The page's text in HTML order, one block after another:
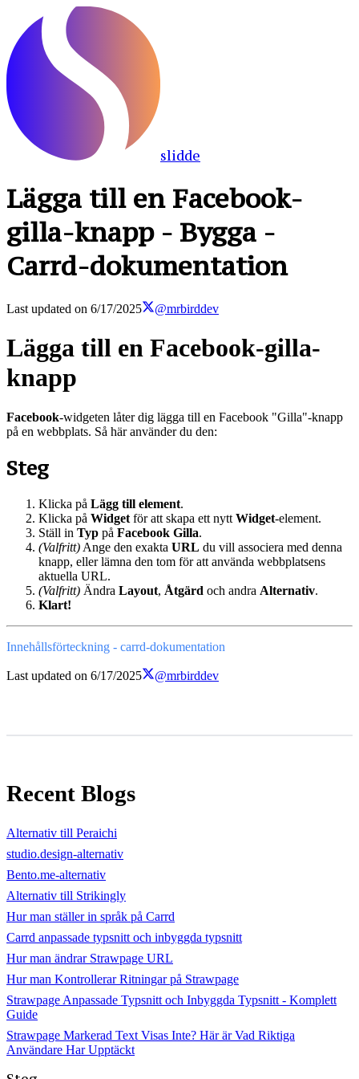
slidde
Lägga till en Facebook-
gilla-knapp - Bygga -
Carrd-dokumentation
Last updated on 6/17/2025 @mrbirddev
Lägga till en Facebook-gilla-
knapp
Facebook-widgeten låter dig lägga till en Facebook "Gilla"-knapp
på en webbplats. Så här använder du den:
Steg
Klicka på Lägg till element.
Klicka på Widget för att skapa ett nytt Widget-element.
Ställ in Typ på Facebook Gilla.
(Valfritt) Ange den exakta URL du vill associera med denna
knapp, eller lämna den tom för att använda webbplatsens
aktuella URL.
(Valfritt) Ändra Layout, Åtgärd och andra Alternativ.
Klart!
Innehållsförteckning - carrd-dokumentation
Last updated on 6/17/2025 @mrbirddev
Recent Blogs
Alternativ till Peraichi
studio.design-alternativ
Bento.me-alternativ
Alternativ till Strikingly
Hur man ställer in språk på Carrd
Carrd anpassade typsnitt och inbyggda typsnitt
Hur man ändrar Strawpage URL
Hur man Kontrollerar Ritningar på Strawpage
Strawpage Anpassade Typsnitt och Inbyggda Typsnitt - Komplett
Guide
Strawpage Markerad Text Visas Inte? Här är Vad Riktiga
Användare Har Upptäckt